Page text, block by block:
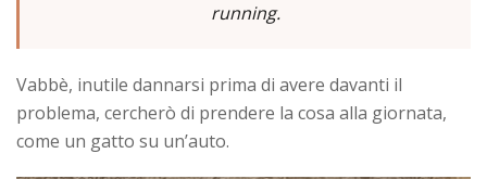
running.
Vabbè, inutile dannarsi prima di avere davanti il
problema, cercherò di prendere la cosa alla giornata,
come un gatto su un’auto.